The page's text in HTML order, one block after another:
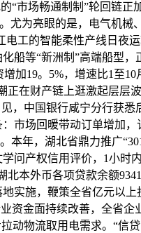
市场畅通制制”轮回链
为亮眼的是，电气机
工的智能柔性产线日夜
等“新洲制”高端船型
加19。5%，增速比1至
在财产链上逛激起层
中国银行咸宁分行获
市场回暖带动订单增加
年，湖北省鼎力推广
问产权信用评价，1小
本外币各项贷款余额
实施，鞭策全省亿元以
资金面持续改善，全省
物流取用电需求。“信